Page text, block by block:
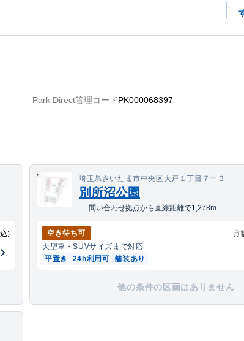
Park Direct管理コードPK000068397
)
埼玉県さいたま市中央区大戸１丁目７ー３
別所沼公園
問い合わせ拠点から直線距離で1,278m
空き待ち可 月
大型車・SUVサイズまで対応
平置き
24h利用可 舗装あり
他の条件の区画はありません